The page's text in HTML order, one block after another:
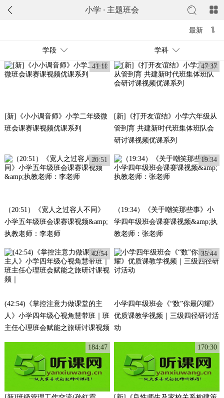
小学 · 主题班会
最新
学段 学科
41:11
[新]《小小调音师》小学二年级微
班会课赛课视频优课系列
47:37
[新]《打开友谊结》小学六年级从
管到育 共建新时代班集体班队会
研讨课视频优课系列
20:51
（20:51）《宽人之过容人不同》
小学五年级班会课赛课视频&amp;
执教老师：李老师
19:34
（19:34）《关于嘲笑那些事》小
学四年级班会课赛课视频&amp;执
教老师：张老师
42:54
(42:54)《掌控注意力做课堂的主
人》小学四年级心视角慧带班｜班
主任心理班会赋能之旅研讨课视频
35:44
小学四年级班会《“数”你最闪耀》
优质课教学视频｜三级四径研讨活
动
184:47 170:30